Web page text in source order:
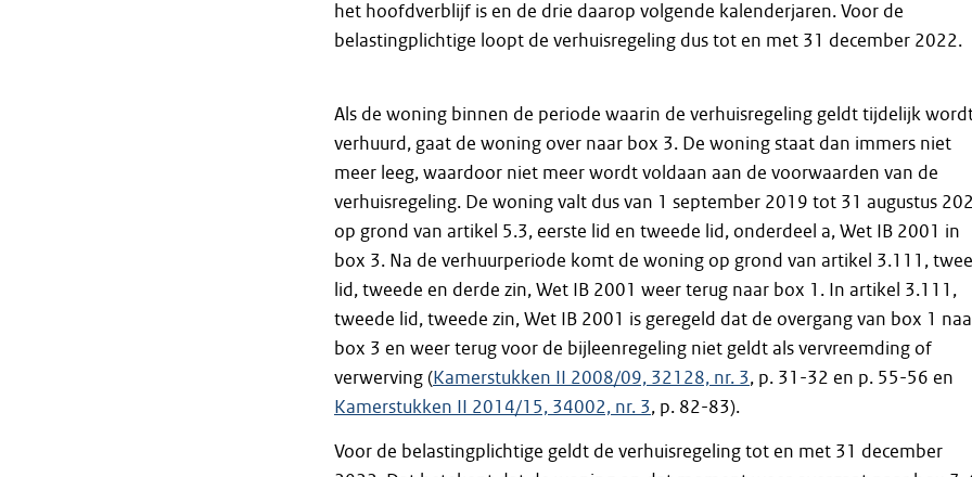
het hoofdverblijf is en de drie daarop volgende kalenderjaren. Voor de
belastingplichtige loopt de verhuisregeling dus tot en met 31 december 2022.
Als de woning binnen de periode waarin de verhuisregeling geldt tijdelijk
verhuurd, gaat de woning over naar box 3. De woning staat dan immers niet
meer leeg, waardoor niet meer wordt voldaan aan de voorwaarden van de
verhuisregeling. De woning valt dus van 1 september 2019 tot 31 augustus
op grond van artikel 5.3, eerste lid en tweede lid, onderdeel a, Wet IB 2001 in
box 3. Na de verhuurperiode komt de woning op grond van artikel 3.111,
lid, tweede en derde zin, Wet IB 2001 weer terug naar box 1. In artikel 3.111,
tweede lid, tweede zin, Wet IB 2001 is geregeld dat de overgang van box 1
box 3 en weer terug voor de bijleenregeling niet geldt als vervreemding of
verwerving (Kamerstukken II 2008/09, 32128, nr. 3, p. 31-32 en p. 55-56 en
Kamerstukken II 2014/15, 34002, nr. 3, p. 82-83).
Voor de belastingplichtige geldt de verhuisregeling tot en met 31 december